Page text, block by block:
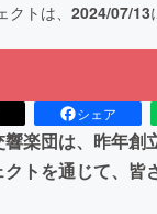
トは、 2024/07/13
シェア
楽団は、昨年創
トを通じて、皆